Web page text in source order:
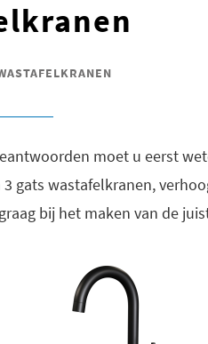
moet u eerst
gats wastafelkranen,
bij het maken van de